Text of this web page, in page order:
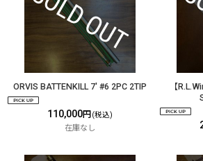
ORVIS BATTENKILL 7' #6 2PC 2TIP
110,000円 (税込)
在庫なし
【